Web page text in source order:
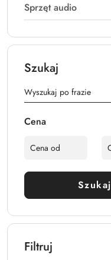
Sprzęt audio
Szukaj
Cena
Szukaj
Filtruj